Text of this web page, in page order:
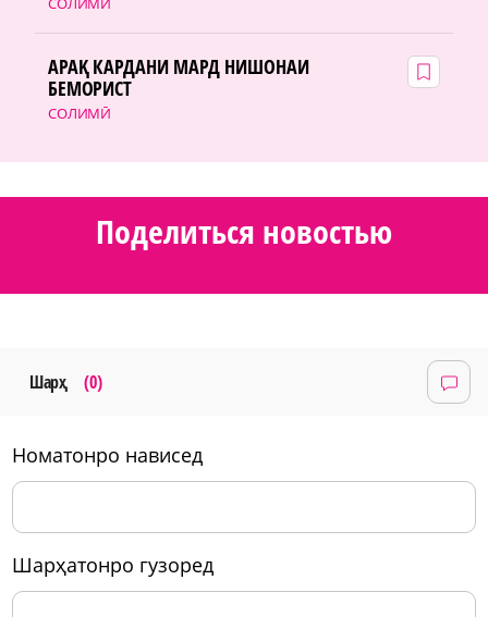
СОЛИМӢ
АРАҚ КАРДАНИ МАРД НИШОНАИ
БЕМОРИСТ
Поделиться новостью
Шарҳ (0)
номатонро нависед
шарҳатонро гузоред